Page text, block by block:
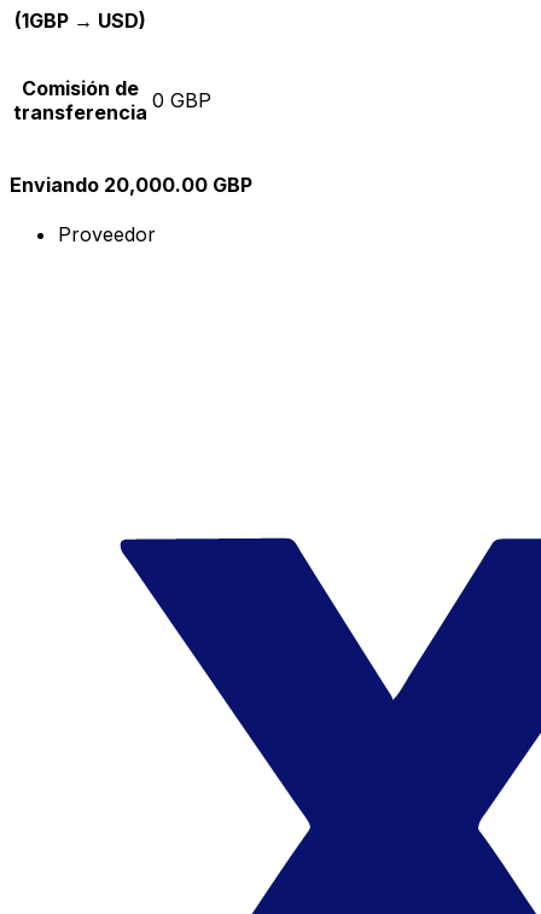
(1GBP → USD)
Comisión de
transferencia 0 GBP
Enviando 20,000.00 GBP
Proveedor